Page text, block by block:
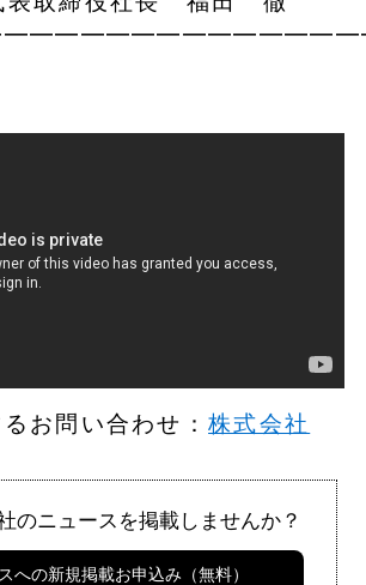
お問い合わせ：株式会社
のニュースを掲載しませんか？
への新規掲載お申込み（無料）